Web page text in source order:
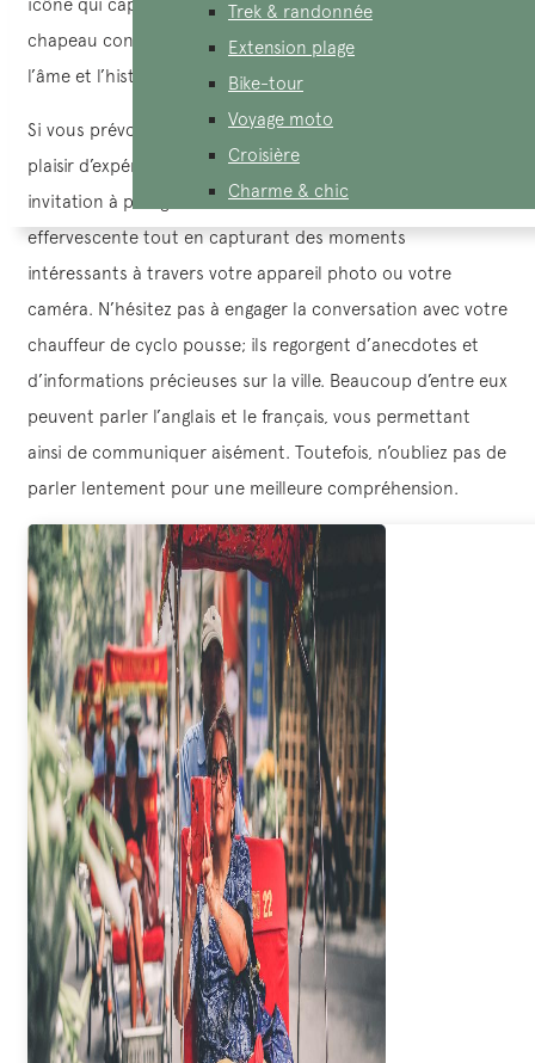
Trek & randonnée
Extension plage
Bike-tour
Voyage moto
Croisière
Charme & chic
chapeau conique et à l’élégante tenue Ao dai, il symbolise
l’âme et l’histoire du Vietnam.
Si vous prévoyez une escapade au Vietnam, faites-vous le
plaisir d’expérimenter d’un cyclo pousse tour. C’est une
invitation à plonger au cœur de la vie urbaine
effervescente tout en capturant des moments
intéressants à travers votre appareil photo ou votre
caméra. N’hésitez pas à engager la conversation avec votre
chauffeur de cyclo pousse; ils regorgent d’anecdotes et
d’informations précieuses sur la ville. Beaucoup d’entre eux
peuvent parler l’anglais et le français, vous permettant
ainsi de communiquer aisément. Toutefois, n’oubliez pas de
parler lentement pour une meilleure compréhension.